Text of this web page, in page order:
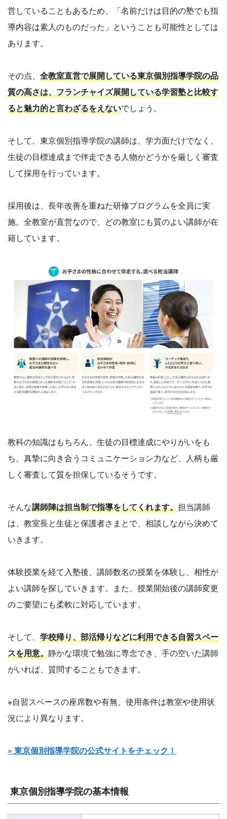
営していることもあるため、「名前だけは目的の塾でも指
導内容は素人のものだった」ということも可能性としては
あります。
その点、 全教室直営で展開している東京個別指導学院の品
質の高さは、フランチャイズ展開している学習塾と比較す
ると魅力的と言わざるをえないでしょう。
そして、東京個別指導学院の講師は、学力面だけでなく、
生徒の目標達成まで伴走できる人物かどうかを厳しく審査
して採用を行っています。
採用後は、長年改善を重ねた研修プログラムを全員に実
施。全教室が直営なので、どの教室にも質のよい講師が在
籍しています。
教科の知識はもちろん、生徒の目標達成にやりがいをも
ち、真摯に向き合うコミュニケーション力など、人柄も厳
しく審査して質を担保しているそうです。
そんな講師陣は担当制で指導をしてくれます。 担当講師
は、教室長と生徒と保護者さまとで、相談しながら決めて
いきます。
体験授業を経て入塾後、講師数名の授業を体験し、相性が
よい講師を探していきます。また、授業開始後の講師変更
のご要望にも柔軟に対応しています。
そして、 学校帰り、部活帰りなどに利用できる自習スペー
スを用意。 静かな環境で勉強に専念でき、手の空いた講師
がいれば、質問することもできます。
※自習スペースの座席数や有無、使用条件は教室や使用状
況により異なります。
» 東京個別指導学院の公式サイトをチェック！
東京個別指導学院の基本情報